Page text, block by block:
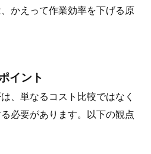
かえって作業効率を下げる原
イント
、単なるコスト比較ではなく
必要があります。以下の観点